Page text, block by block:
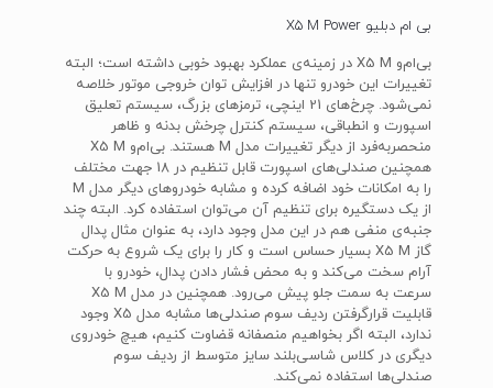
بی ام دبلیو X5 M Power
بی‌ام‌و X5 M در زمینه‌ی عملکرد بهبود خوبی داشته است؛ البته
تغییرات این خودرو تنها در افزایش توان خروجی موتور خلاصه
نمی‌شود. چرخ‌های 21 اینچی، ترمزهای بزرگ، سیستم تعلیق
اسپورت و انطباقی، سیستم کنترل چرخش بدنه و ظاهر
منحصربه‌فرد از دیگر تغییرات مدل M هستند. بی‌ام‌و X5 M
همچنین صندلی‌های اسپورت قابل تنظیم در 18 جهت مختلف
را به امکانات خود اضافه کرده و مشابه خودروهای دیگر مدل M
از یک دستگیره برای تنظیم آن می‌توان استفاده کرد. البته چند
جنبه‌ی منفی هم در این مدل وجود دارد، به عنوان مثال پدال
گاز X5 M بسیار حساس است و کار را برای یک شروع به حرکت
آرام سخت می‌کند و به محض فشار دادن پدال، خودرو با
سرعت به سمت جلو پیش می‌رود. همچنین در مدل X5 M
قابلیت قرارگرفتن ردیف سوم صندلی‌ها مشابه مدل X5 وجود
ندارد، البته اگر بخواهیم منصفانه قضاوت کنیم، هیچ خودروی
دیگری در کلاس شاسی‌بلند سایز متوسط از ردیف سوم
صندلی‌ها استفاده نمی‌کند.